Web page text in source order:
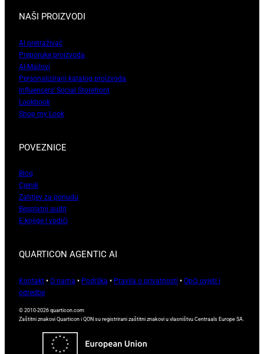
NAŠI PROIZVODI
AI pretraživač
Preporuke proizvoda
AI-Mailovi
Personalizirani katalog proizvoda
Influencers’ Social Storefront
Lookbook
Shop my Look
POVEZNICE
Blog
Cjenik
Zahtjev za ponudu
Besplatni audit
E-knjige i vodiči
QUARTICON AGENTIC AI
Kontakt • O nama • Podrška • Pravila o privatnosti • Opći uvjeti i
odredbe
© 2010-2026 quarticon.com
Zaštitni znakovi Quarticon i QON su registrirani zaštitni znakovi u vlasništvu Centraals Europe SA.